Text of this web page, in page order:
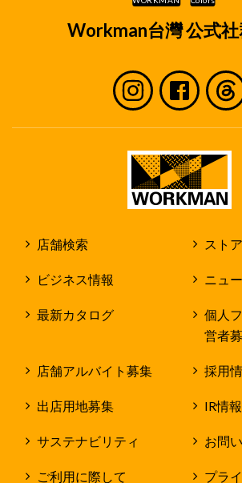
Workman台灣 公式
店舗検索 スト
ビジネス情報 ニュ
最新カタログ
個人
営者
店舗アルバイト募集 採用
出店用地募集 IR情報
サステナビリティ お問
ご利用に際して プラ